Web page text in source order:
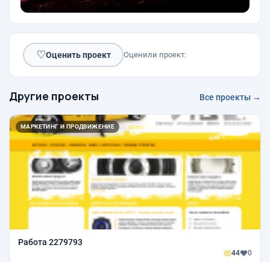
♡Оценить проект Оценили проект:
Другие проекты Все проекты →
МАРКЕТИНГ И ПРОДВИЖЕНИЕ
Работа 2279793
44 0